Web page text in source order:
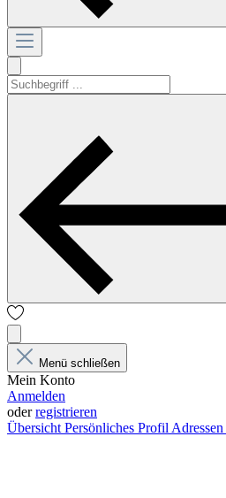
Menü schließen
Mein Konto
Anmelden
oderregistrieren
Übersicht Persönliches Profil Adressen